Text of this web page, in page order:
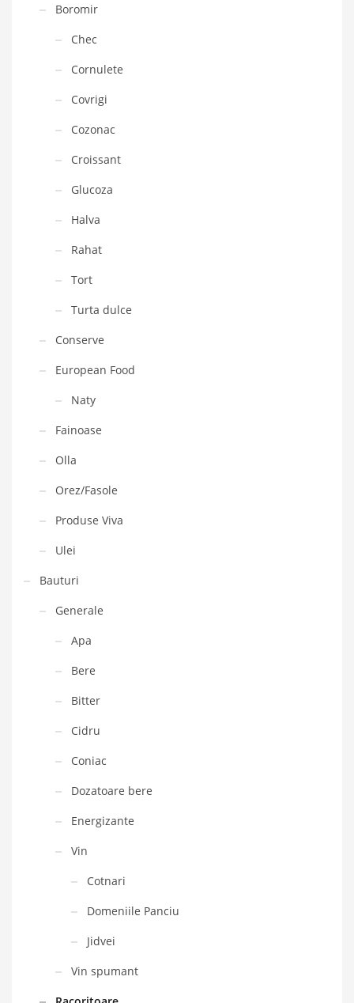
Boromir
Chec
Cornulete
Covrigi
Cozonac
Croissant
Glucoza
Halva
Rahat
Tort
Turta dulce
Conserve
European Food
Naty
Fainoase
Olla
Orez/Fasole
Produse Viva
Ulei
Bauturi
Generale
Apa
Bere
Bitter
Cidru
Coniac
Dozatoare bere
Energizante
Vin
Cotnari
Domeniile Panciu
Jidvei
Vin spumant